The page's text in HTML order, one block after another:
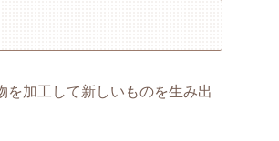
を加工して新しいものを生み出